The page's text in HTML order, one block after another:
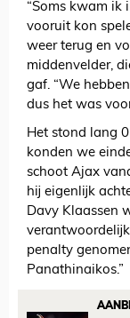
“Soms kwam ik
vooruit kon
weer terug en
middenvelder,
gaf. “We
dus het was
Het stond lang
konden we
schoot Ajax
hij eigenlijk
Davy Klaassen
penalty
Panathinaikos.”